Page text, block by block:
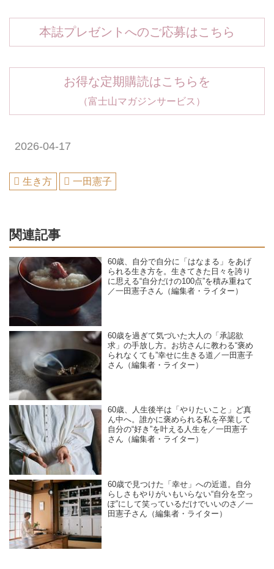
本誌プレゼントへのご応募はこちら
お得な定期購読はこちらを
（富士山マガジンサービス）
2026-04-17
生き方 一田憲子
関連記事
60歳、自分で自分に「はなまる」をあげ
られる生き方を。生きてきた日々を誇り
に思える“自分だけの100点”を積み重ねて
／一田憲子さん（編集者・ライター）
60歳を過ぎて気づいた大人の「承認欲
求」の手放し方。お坊さんに教わる“褒め
られなくても”幸せに生きる道／一田憲子
さん（編集者・ライター）
60歳、人生後半は「やりたいこと」ど真
ん中へ。誰かに褒められる私を卒業して
自分の“好き”を叶える人生を／一田憲子
さん（編集者・ライター）
60歳で見つけた「幸せ」への近道。自分
らしさもやりがいもいらない“自分を空っ
ぽ”にして笑っているだけでいいのさ／一
田憲子さん（編集者・ライター）